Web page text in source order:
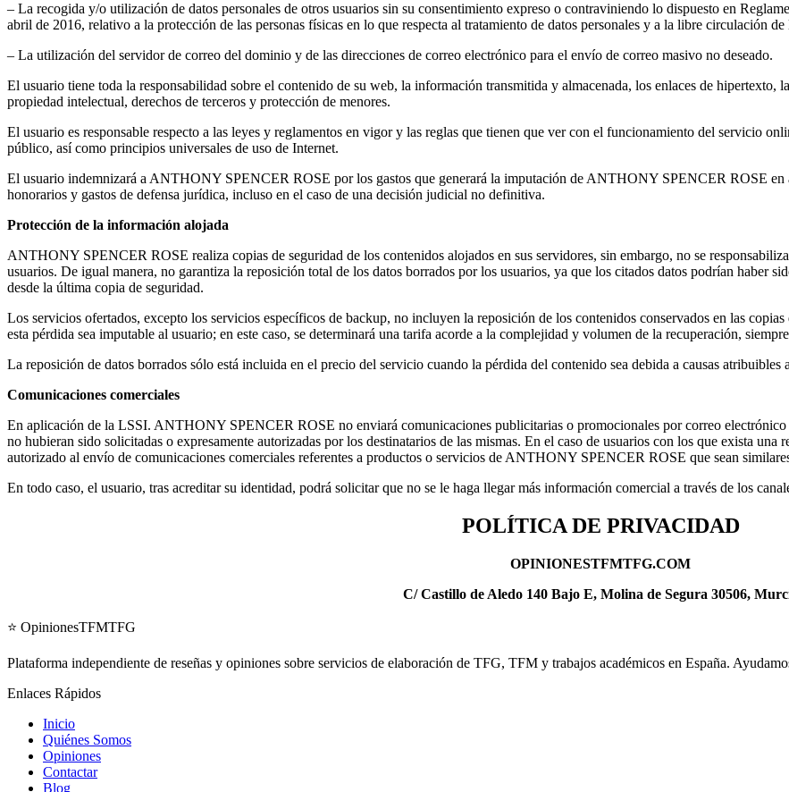
– La recogida y/o utilización de datos personales de otros usuarios sin su consentimiento expreso o contraviniendo lo dispuesto en
abril de 2016, relativo a la protección de las personas físicas en lo que respecta al tratamiento de datos personales y a la libre circulación de
– La utilización del servidor de correo del dominio y de las direcciones de correo electrónico para el envío de correo masivo no deseado.
El usuario tiene toda la responsabilidad sobre el contenido de su web, la información transmitida y almacenada, los enlaces de hipertexto,
propiedad intelectual, derechos de terceros y protección de menores.
El usuario es responsable respecto a las leyes y reglamentos en vigor y las reglas que tienen que ver con el funcionamiento del servicio
público, así como principios universales de uso de Internet.
El usuario indemnizará a ANTHONY SPENCER ROSE por los gastos que generará la imputación de ANTHONY SPENCER ROSE en
honorarios y gastos de defensa jurídica, incluso en el caso de una decisión judicial no definitiva.
Protección de la información alojada
ANTHONY SPENCER ROSE realiza copias de seguridad de los contenidos alojados en sus servidores, sin embargo, no se
usuarios. De igual manera, no garantiza la reposición total de los datos borrados por los usuarios, ya que los citados datos podrían haber
desde la última copia de seguridad.
Los servicios ofertados, excepto los servicios específicos de backup, no incluyen la reposición de los contenidos conservados en las
esta pérdida sea imputable al usuario; en este caso, se determinará una tarifa acorde a la complejidad y volumen de la recuperación,
La reposición de datos borrados sólo está incluida en el precio del servicio cuando la pérdida del contenido sea debida a causas
Comunicaciones comerciales
En aplicación de la LSSI. ANTHONY SPENCER ROSE no enviará comunicaciones publicitarias o promocionales por correo
no hubieran sido solicitadas o expresamente autorizadas por los destinatarios de las mismas. En el caso de usuarios con los que exista
autorizado al envío de comunicaciones comerciales referentes a productos o servicios de ANTHONY SPENCER ROSE que sean
En todo caso, el usuario, tras acreditar su identidad, podrá solicitar que no se le haga llegar más información comercial a través de los
POLÍTICA DE PRIVACIDAD
OPINIONESTFMTFG.COM
C/ Castillo de Aledo 140 Bajo E, Molina de Segura 30506,
⭐ OpinionesTFMTFG
Plataforma independiente de reseñas y opiniones sobre servicios de elaboración de TFG, TFM y trabajos académicos en España.
Enlaces Rápidos
Inicio
Quiénes Somos
Opiniones
Contactar
Blog